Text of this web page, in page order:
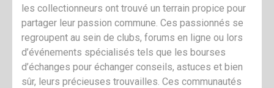
les collectionneurs ont trouvé un terrain propice pour
partager leur passion commune. Ces passionnés se
regroupent au sein de clubs, forums en ligne ou lors
d’événements spécialisés tels que les bourses
d’échanges pour échanger conseils, astuces et bien
sûr, leurs précieuses trouvailles. Ces communautés